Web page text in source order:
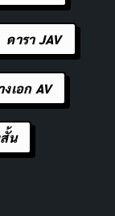
ดารา JAV
งเอก AV
น